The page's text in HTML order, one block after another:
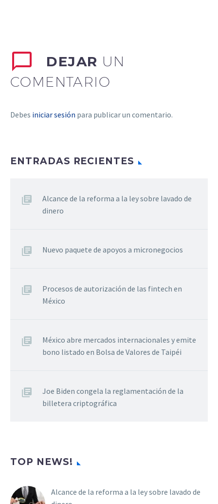
DEJAR UN
COMENTARIO
Debes iniciar sesión para publicar un comentario.
ENTRADAS RECIENTES
Alcance de la reforma a la ley sobre lavado de
dinero
Nuevo paquete de apoyos a micronegocios
Procesos de autorización de las fintech en
México
México abre mercados internacionales y emite
bono listado en Bolsa de Valores de Taipéi
Joe Biden congela la reglamentación de la
billetera criptográfica
TOP NEWS!
Alcance de la reforma a la ley sobre lavado de